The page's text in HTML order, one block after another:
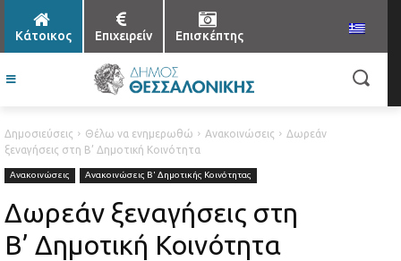
Κάτοικος Επιχειρείν Επισκέπτης
Δημοσιεύσεις Θέλω να ενημερωθώ Ανακοινώσεις
Δωρεάν
ξεναγήσεις στη Β’ Δημοτική Κοινότητα
Ανακοινώσεις Ανακοινώσεις Β' Δημοτικής Κοινότητας
Δωρεάν ξεναγήσεις στη
Β’ Δημοτική Κοινότητα